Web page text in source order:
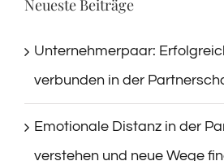
Neueste Beiträge
Unternehmerpaar:
verbunden in der
Emotionale Distanz in der
verstehen und neue Wege